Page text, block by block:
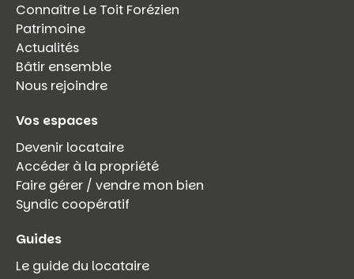
Connaître Le Toit Forézien
Patrimoine
Actualités
Bâtir ensemble
Nous rejoindre
Vos espaces
Devenir locataire
Accéder à la propriété
Faire gérer / vendre mon bien
Syndic coopératif
Guides
Le guide du locataire